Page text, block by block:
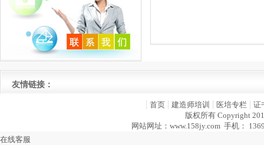
友情链接：
首页 建造师培训 医培专栏
证
版权所有 Copyright
网站网址：www.158jy.com 手机：
在线客服